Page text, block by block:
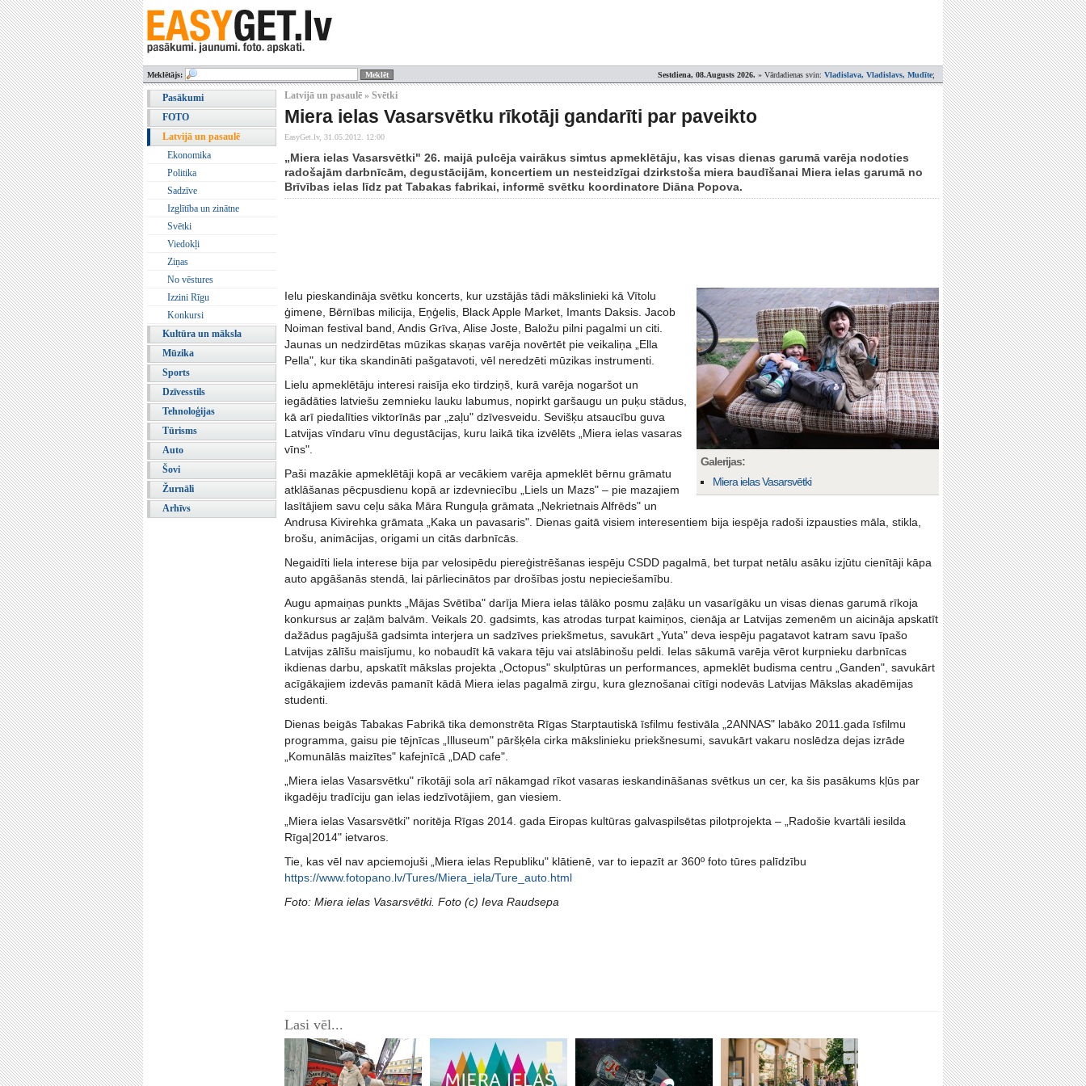
Sestdiena, 08.Augusts 2026. » Vārdadienas svin: Vladislava, Vladislavs, Mudīte;
Meklētājs:
Pasākumi
FOTO
Latvijā un pasaulē
Ekonomika
Politika
Sadzīve
Izglītība un zinātne
Svētki
Viedokļi
Ziņas
No vēstures
Izzini Rīgu
Konkursi
Kultūra un māksla
Mūzika
Sports
Dzīvesstils
Tehnoloģijas
Tūrisms
Auto
Šovi
Žurnāli
Arhīvs
Latvijā un pasaulē » Svētki
Miera ielas Vasarsvētku rīkotāji gandarīti par paveikto
EasyGet.lv, 31.05.2012. 12:00
„Miera ielas Vasarsvētki" 26. maijā pulcēja vairākus simtus apmeklētāju, kas visas dienas garumā varēja nodoties
radošajām darbnīcām, degustācijām, koncertiem un nesteidzīgai dzirkstoša miera baudīšanai Miera ielas garumā no
Brīvības ielas līdz pat Tabakas fabrikai, informē svētku koordinatore Diāna Popova.
Galerijas:
Miera ielas Vasarsvētki
Ielu pieskandināja svētku koncerts, kur uzstājās tādi mākslinieki kā Vītolu
ģimene, Bērnības milicija, Eņģelis, Black Apple Market, Imants Daksis. Jacob
Noiman festival band, Andis Grīva, Alise Joste, Baložu pilni pagalmi un citi.
Jaunas un nedzirdētas mūzikas skaņas varēja novērtēt pie veikaliņa „Ella
Pella", kur tika skandināti pašgatavoti, vēl neredzēti mūzikas instrumenti.
Lielu apmeklētāju interesi raisīja eko tirdziņš, kurā varēja nogaršot un
iegādāties latviešu zemnieku lauku labumus, nopirkt garšaugu un puķu stādus,
kā arī piedalīties viktorīnās par „zaļu" dzīvesveidu. Sevišķu atsaucību guva
Latvijas vīndaru vīnu degustācijas, kuru laikā tika izvēlēts „Miera ielas vasaras
vīns".
Paši mazākie apmeklētāji kopā ar vecākiem varēja apmeklēt bērnu grāmatu
atklāšanas pēcpusdienu kopā ar izdevniecību „Liels un Mazs" – pie mazajiem
lasītājiem savu ceļu sāka Māra Runguļa grāmata „Nekrietnais Alfrēds" un
Andrusa Kivirehka grāmata „Kaka un pavasaris". Dienas gaitā visiem interesentiem bija iespēja radoši izpausties māla, stikla,
brošu, animācijas, origami un citās darbnīcās.
Negaidīti liela interese bija par velosipēdu piereģistrēšanas iespēju CSDD pagalmā, bet turpat netālu asāku izjūtu cienītāji kāpa
auto apgāšanās stendā, lai pārliecinātos par drošības jostu nepieciešamību.
Augu apmaiņas punkts „Mājas Svētība" darīja Miera ielas tālāko posmu zaļāku un vasarīgāku un visas dienas garumā rīkoja
konkursus ar zaļām balvām. Veikals 20. gadsimts, kas atrodas turpat kaimiņos, cienāja ar Latvijas zemenēm un aicināja apskatīt
dažādus pagājušā gadsimta interjera un sadzīves priekšmetus, savukārt „Yuta" deva iespēju pagatavot katram savu īpašo
Latvijas zālīšu maisījumu, ko nobaudīt kā vakara tēju vai atslābinošu peldi. Ielas sākumā varēja vērot kurpnieku darbnīcas
ikdienas darbu, apskatīt mākslas projekta „Octopus" skulptūras un performances, apmeklēt budisma centru „Ganden", savukārt
acīgākajiem izdevās pamanīt kādā Miera ielas pagalmā zirgu, kura gleznošanai cītīgi nodevās Latvijas Mākslas akadēmijas
studenti.
Dienas beigās Tabakas Fabrikā tika demonstrēta Rīgas Starptautiskā īsfilmu festivāla „2ANNAS" labāko 2011.gada īsfilmu
programma, gaisu pie tējnīcas „Illuseum" pāršķēla cirka mākslinieku priekšnesumi, savukārt vakaru noslēdza dejas izrāde
„Komunālās maizītes" kafejnīcā „DAD cafe".
„Miera ielas Vasarsvētku" rīkotāji sola arī nākamgad rīkot vasaras ieskandināšanas svētkus un cer, ka šis pasākums kļūs par
ikgadēju tradīciju gan ielas iedzīvotājiem, gan viesiem.
„Miera ielas Vasarsvētki" noritēja Rīgas 2014. gada Eiropas kultūras galvaspilsētas pilotprojekta – „Radošie kvartāli iesilda
Rīga|2014" ietvaros.
Tie, kas vēl nav apciemojuši „Miera ielas Republiku" klātienē, var to iepazīt ar 360º foto tūres palīdzību
https://www.fotopano.lv/Tures/Miera_iela/Ture_auto.html
Foto: Miera ielas Vasarsvētki. Foto (c) Ieva Raudsepa
Lasi vēl...